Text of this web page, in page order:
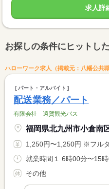
求人詳
お探しの条件にヒットし
ハローワーク求人（掲載元：八幡公共職
パート・アルバイト
配送業務／パート
有限会社 遠賀観光バス
福岡県北九州市小倉南
1,250円〜1,250円 ※フルタイム求人の場合は月額（
就業時間１ 6時00分〜15
その他